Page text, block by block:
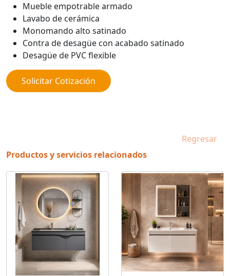
Mueble empotrable armado
Lavabo de cerámica
Monomando alto satinado
Contra de desagüe con acabado satinado
Desagüe de PVC flexible
Solicitar Cotización
Regresar
Productos y servicios relacionados